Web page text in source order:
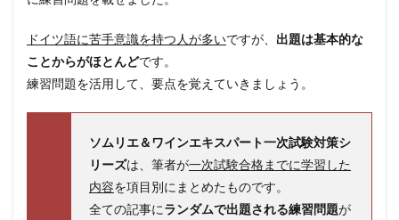
ドイツ語に苦手意識を持つ人が多いですが、 出題は基本的な
ことからがほとんどです。
練習問題を活用して、要点を覚えていきましょう。
ソムリエ＆ワインエキスパート一次試験対策シ
リーズは、筆者が一次試験合格までに学習した
内容を項目別にまとめたものです。
全ての記事にランダムで出題される練習問題が